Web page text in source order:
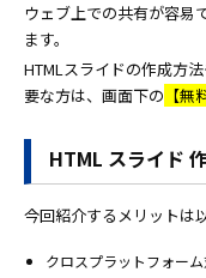
ウェブ上での共有が容易
ます。
HTMLスライドの作成方
要な方は、画面下の 【
HTML スライド
今回紹介するメリットは
クロスプラットフォー